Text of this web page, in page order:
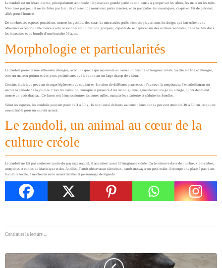
Le zandoli est un lézard diurne, principalement arboricole : il passe une grande partie de son temps à grimper sur les arbres, les murs ou les toits.
N’en ayez pas peur et ne les faites pas fuir : ils chassent de nombreux petits insectes, et en particulier les moustiques, ce qui en fait de précieux
alliés pour l’homme.
De nombreuses espèces possèdent, comme les geckos, des setæ, de minuscules poils microscopiques sous les doigts qui leur offrent une
adhérence exceptionnelle. Grâce à cela, le zandoli est un très bon grimpeur, capable de se déplacer sur des surfaces verticales, de se faufiler dans
les interstices et de bondir d’une branche à l’autre.
Morphologie et particularités
Le zandoli présente une silhouette allongée, avec une queue qui représente au moins un tiers de sa longueur totale. Sa tête est fine et allongée,
avec un museau pointu et des yeux proéminents qui lui donnent un large champ de vision.
Certains individus peuvent changer légèrement de couleur en fonction de différents paramètres : l’humeur, la température, l’ensoleillement ou
encore la période de la journée. Chez les mâles, on remarque la présence d’un fanon gulaire, généralement rouge ou orangé, qu’ils déploient
comme un petit drapeau. Ce fanon sert à impressionner les autres mâles, marquer leur territoire et séduire les femelles.
Selon les espèces, les zandolis peuvent peser de 3 à 30 g. Ils sont aussi de bons sauteurs : leurs bonds peuvent atteindre 30 à 60 cm, ce qui est
considérable pour un si petit animal.
Le zandoli, un animal au cœur de la
culture créole
Le zandoli ne fait pas seulement partie du paysage naturel, il appartient aussi à l’imaginaire créole. On le retrouve dans de nombreux proverbes,
comptines et contes de Martinique et des Antilles. Tantôt observateur silencieux, tantôt messager ou petit malin, il occupe une place à part dans
la culture locale, à mi-chemin entre animal familier et personnage de légende.
Continuer la lecture ...